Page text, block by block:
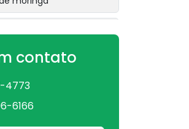
ora pro nóbis
pata de vaca
contato
4773
6166